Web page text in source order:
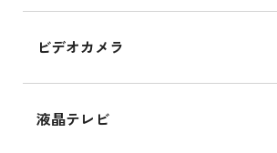
ビデオカメラ
液晶テレビ
iPad Air 11インチ の新品買取
iPhone 15 128GB シリーズ
iPhone 15 128GB の新品買取価格